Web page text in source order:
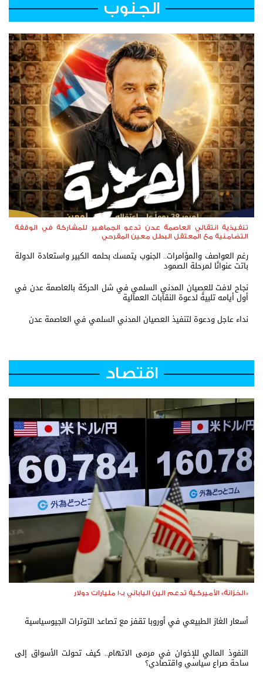
الجنوب
تنفيذية انتقالي العاصمة عدن تدعو الجماهير للمشاركة في الوقفة
التضامنية مع المعتقل البطل معين المقرحي
رغم العواصف والمؤامرات.. الجنوب يتمسك بحلمه الكبير واستعادة الدولة
باتت عنوانًا لمرحلة الصمود
نجاح لافت للعصيان المدني السلمي في شل الحركة بالعاصمة عدن في
أول أيامه تلبيةً لدعوة النقابات العمالية
نداء عاجل ودعوة لتنفيذ العصيان المدني السلمي في العاصمة عدن
اقتصاد
«الخزانة» الأميركية تدعم الين الياباني بـ10 مليارات دولار
أسعار الغاز الطبيعي في أوروبا تقفز مع تصاعد التوترات الجيوسياسية
النفوذ المالي للإخوان في مرمى الاتهام.. كيف تحولت الأسواق إلى
ساحة صراع سياسي واقتصادي؟